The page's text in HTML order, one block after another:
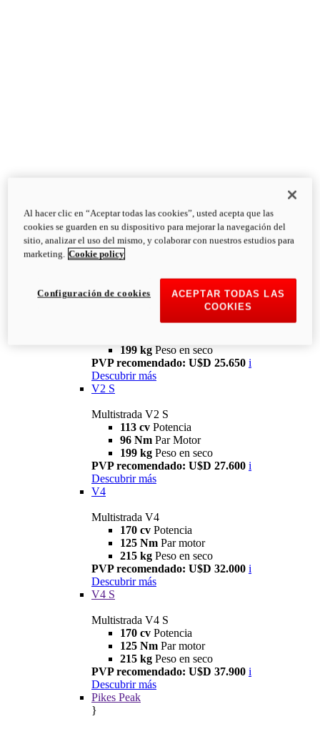
Potencia
199 kg Peso en seco
PVP recomendado: U$D 25.650 i
Descubrir más
V2 S
Multistrada V2 S
113 cv Potencia
96 Nm Par Motor
199 kg Peso en seco
PVP recomendado: U$D 27.600 i
Descubrir más
V4
Multistrada V4
170 cv Potencia
125 Nm Par motor
215 kg Peso en seco
PVP recomendado: U$D 32.000 i
Descubrir más
V4 S
Multistrada V4 S
170 cv Potencia
125 Nm Par motor
215 kg Peso en seco
PVP recomendado: U$D 37.900 i
Descubrir más
Pikes Peak
}
Al hacer clic en “Aceptar todas las cookies”, usted acepta que las
cookies se guarden en su dispositivo para mejorar la navegación del
sitio, analizar el uso del mismo, y colaborar con nuestros estudios para
marketing. Cookie policy
ACEPTAR TODAS LAS
COOKIES
Configuración de cookies